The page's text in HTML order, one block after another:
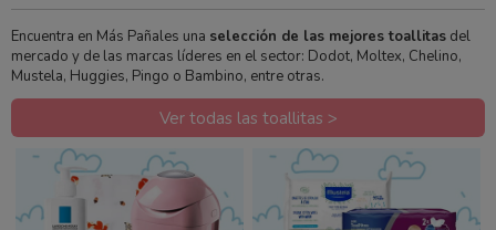
Encuentra en Más Pañales una selección de las mejores toallitasdel
mercado y de las marcas líderes en el sector: Dodot, Moltex, Chelino,
Mustela, Huggies, Pingo o Bambino, entre otras.
Ver todas las toallitas >